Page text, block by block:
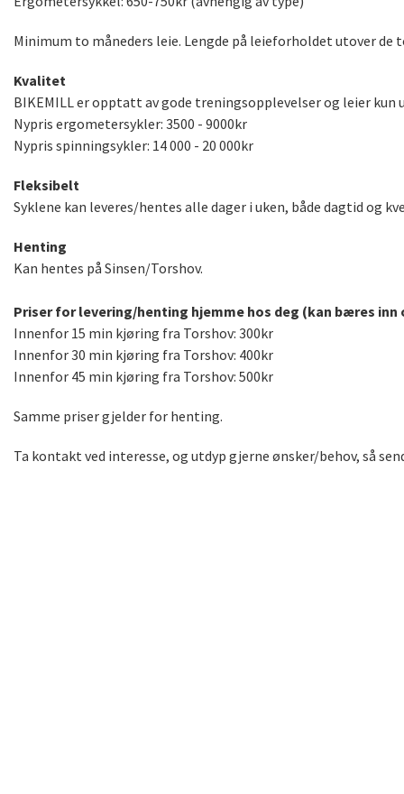
Minimum to måneders leie. Lengde på leieforholdet utover
Kvalitet
BIKEMILL er opptatt av gode treningsopplevelser og leier
Nypris ergometersykler: 3500 - 9000kr
Nypris spinningsykler: 14 000 - 20 000kr
Fleksibelt
Syklene kan leveres/hentes alle dager i uken, både dagtid og
Henting
Kan hentes på Sinsen/Torshov.
Priser for levering/henting hjemme hos deg (kan bæres inn
Innenfor 15 min kjøring fra Torshov: 300kr
Innenfor 30 min kjøring fra Torshov: 400kr
Innenfor 45 min kjøring fra Torshov: 500kr
Samme priser gjelder for henting.
Ta kontakt ved interesse, og utdyp gjerne ønsker/behov, så